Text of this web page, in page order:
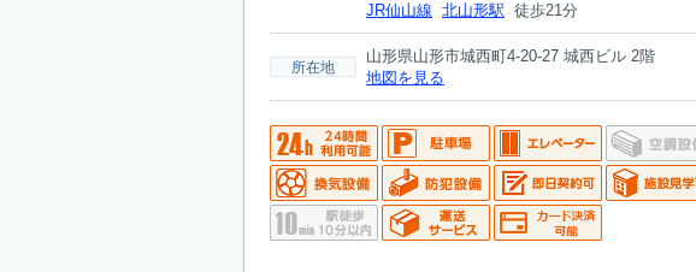
JR仙山線 北山形駅 徒歩21分
所在地
山形県山形市城西町4-20-27 城西ビル 2階
地図を見る